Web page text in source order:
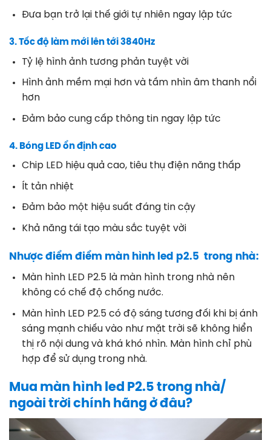
Đưa bạn trở lại thế giới tự nhiên ngay lập tức
3. Tốc độ làm mới lên tới 3840Hz
Tỷ lệ hình ảnh tương phản tuyệt vời
Hình ảnh mềm mại hơn và tầm nhìn âm thanh nổi
hơn
Đảm bảo cung cấp thông tin ngay lập tức
4. Bóng LED ổn định cao
Chip LED hiệu quả cao, tiêu thụ điện năng thấp
Ít tản nhiệt
Đảm bảo một hiệu suất đáng tin cậy
Khả năng tái tạo màu sắc tuyệt vời
Nhược điểm điểm màn hình led p2.5 trong nhà:
Màn hình LED P2.5 là màn hình trong nhà nên
không có chế độ chống nước.
Màn hình LED P2.5 có độ sáng tương đối khi bị ánh
sáng mạnh chiếu vào như mặt trời sẽ không hiển
thị rõ nội dung và khá khó nhìn. Màn hình chỉ phù
hợp để sử dụng trong nhà.
Mua màn hình led P2.5 trong nhà/
ngoài trời chính hãng ở đâu?